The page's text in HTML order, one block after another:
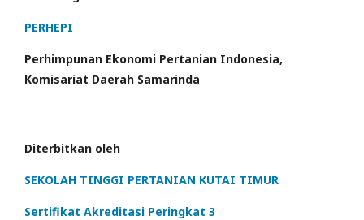
PERHEPI
Perhimpunan Ekonomi Pertanian Indonesia,
Komisariat Daerah Samarinda
Diterbitkan oleh
SEKOLAH TINGGI PERTANIAN KUTAI TIMUR
Sertifikat Akreditasi Peringkat 3